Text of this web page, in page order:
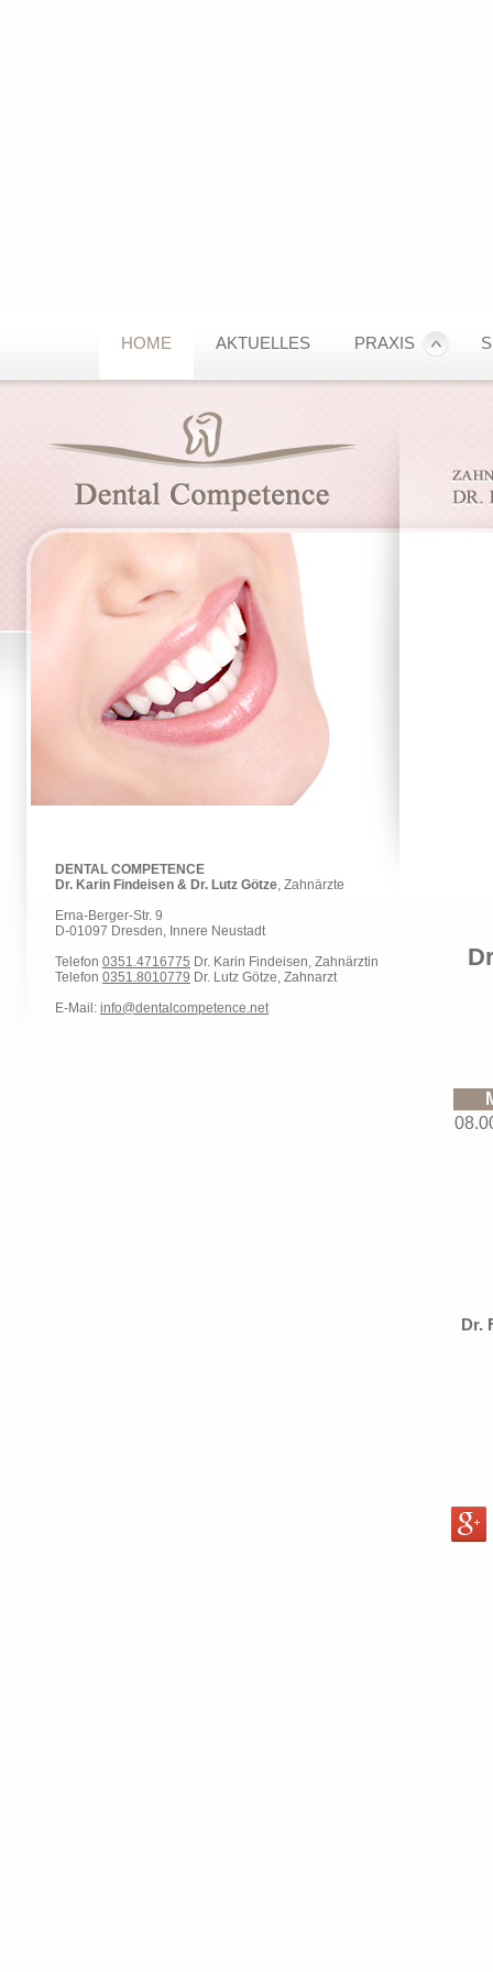
HOME AKTUELLES PRAXIS
DENTAL COMPETENCE
Dr. Karin Findeisen & Dr. Lutz Götze, Zahnärzte
Erna-Berger-Str. 9
D-01097 Dresden, Innere Neustadt
Telefon 0351.4716775 Dr. Karin Findeisen, Zahnärztin
Telefon 0351.8010779 Dr. Lutz Götze, Zahnarzt
E-Mail: info@dentalcompetence.net
Dr.